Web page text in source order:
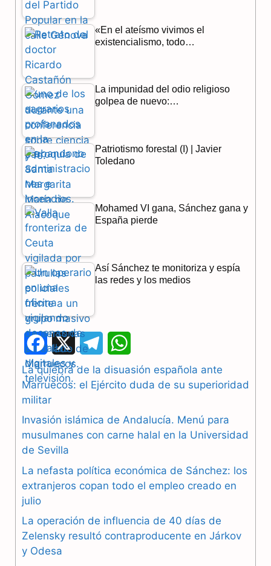
o
o
k
a p
«En el ateísmo vivimos el
existencialismo, todo…
La impunidad del odio religioso
golpea de nuevo:…
Patriotismo forestal (I) | Javier
Toledano
Mohamed VI gana, Sánchez gana y
España pierde
Así Sánchez te monitoriza y espía
las redes y los medios
F
a
c
b
o
o
X
e
l
g
a
h
a
s
p
La quiebra de la disuasión española ante
Marruecos: el Ejército duda de su superioridad
militar
Invasión islámica de Andalucía. Menú para
musulmanes con carne halal en la Universidad
de Sevilla
La nefasta política económica de Sánchez: los
extranjeros copan todo el empleo creado en
julio
La operación de influencia de 40 días de
Zelensky resultó contraproducente en Járkov
y Odesa